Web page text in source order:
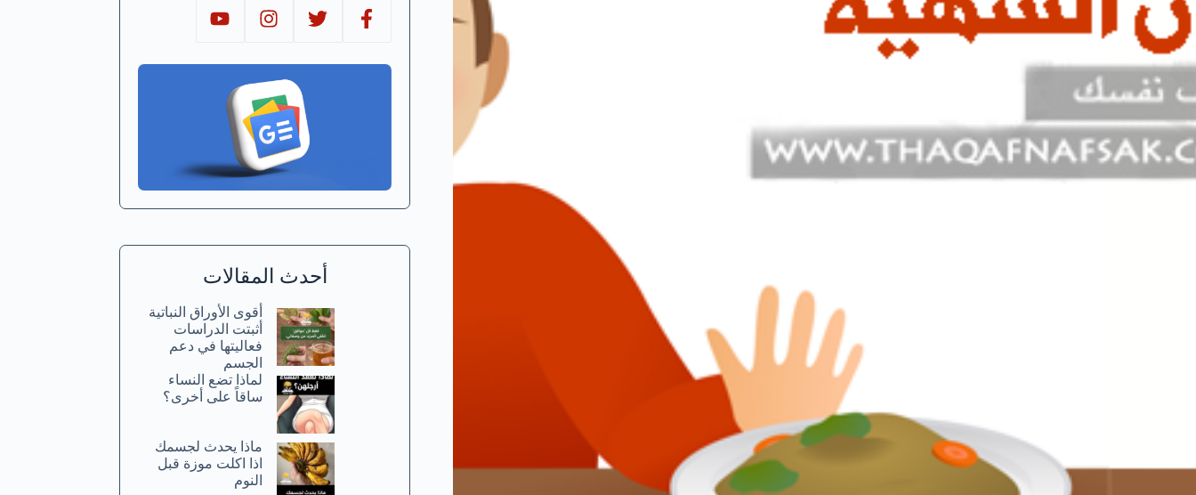
أحدث المقالات
أقوى الأوراق النباتية
أثبتت الدراسات
فعاليتها في دعم
الجسم
لماذا تضع النساء
ساقاً على أخرى؟
ماذا يحدث لجسمك
اذا اكلت موزة قبل
النوم